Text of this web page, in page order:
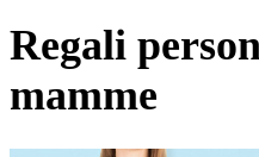
Regali
mamme